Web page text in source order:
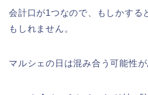
会計口が1つなので、もしかする
もしれません。
マルシェの日は混み合う可能性が